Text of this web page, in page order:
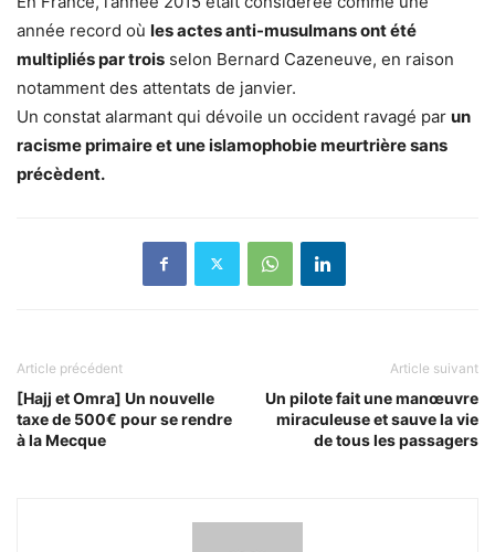
année record où les actes anti-musulmans ont été
multipliés par trois selon Bernard Cazeneuve, en raison
notamment des attentats de janvier.
Un constat alarmant qui dévoile un occident ravagé par un
racisme primaire et une islamophobie meurtrière sans
précèdent.
Article précédent
[Hajj et Omra] Un nouvelle
taxe de 500€ pour se rendre
à la Mecque
Article suivant
Un pilote fait une manœuvre
miraculeuse et sauve la vie
de tous les passagers